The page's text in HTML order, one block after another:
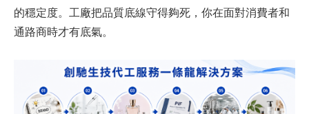
的穩定度。工廠把品質底線守得夠死，你在面對消費者和
通路商時才有底氣。